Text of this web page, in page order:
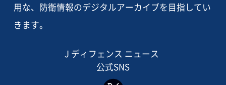
用な、防衛情報のデジタルアーカイブを目指してい
きます。
J ディフェンス ニュース
公式SNS